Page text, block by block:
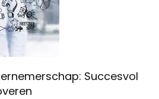
Succesvol